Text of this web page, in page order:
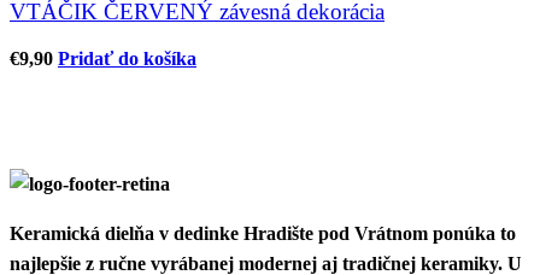
VTÁČIK ČERVENÝ závesná dekorácia
€9,90 Pridať do košíka
Keramická dielňa v dedinke Hradište pod Vrátnom ponúka to
najlepšie z ručne vyrábanej modernej aj tradičnej keramiky. U